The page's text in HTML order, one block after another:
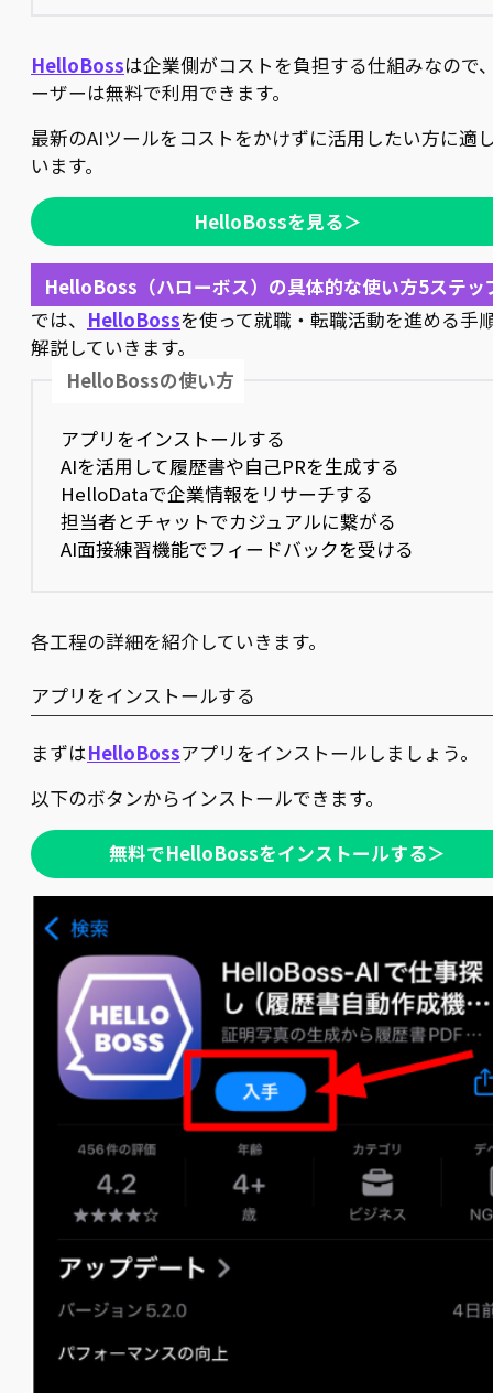
HelloBossは企業側がコストを負担する仕組みなので
ーザーは無料で利用できます。
最新のAIツールをコストをかけずに活用したい方に適
います。
HelloBossを見る＞
HelloBoss（ハローボス）の具体的な使い方5ステッ
では、 HelloBossを使って就職・転職活動を進める手
解説していきます。
HelloBossの使い方
アプリをインストールする
AIを活用して履歴書や自己PRを生成する
HelloDataで企業情報をリサーチする
担当者とチャットでカジュアルに繋がる
AI面接練習機能でフィードバックを受ける
各工程の詳細を紹介していきます。
アプリをインストールする
まずはHelloBossアプリをインストールしましょう。
以下のボタンからインストールできます。
無料でHelloBossをインストールする＞